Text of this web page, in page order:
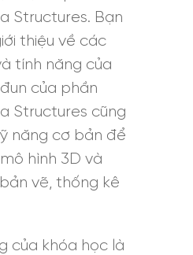
Structures. Bạn
thiệu về các
tính năng của
của phần
Structures cũng
năng cơ bản để
hình 3D và
vẽ, thống kê
của khóa học là